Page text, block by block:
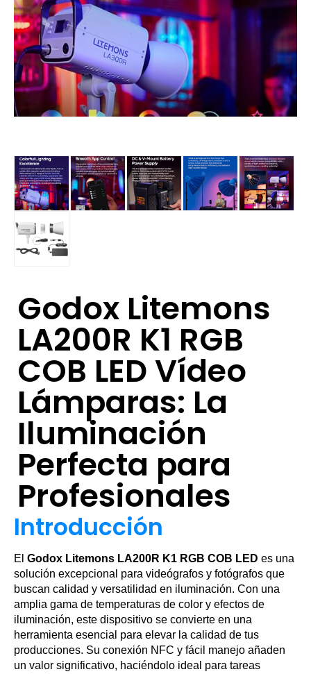
Godox Litemons
LA200R K1 RGB
COB LED Vídeo
Lámparas: La
Iluminación
Perfecta para
Profesionales
Introducción
El Godox Litemons LA200R K1 RGB COB LED es una
solución excepcional para videógrafos y fotógrafos que
buscan calidad y versatilidad en iluminación. Con una
amplia gama de temperaturas de color y efectos de
iluminación, este dispositivo se convierte en una
herramienta esencial para elevar la calidad de tus
producciones. Su conexión NFC y fácil manejo añaden
un valor significativo, haciéndolo ideal para tareas